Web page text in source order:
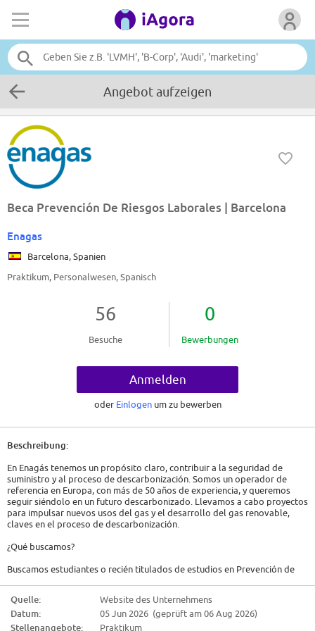
Angebot aufzeigen
Beca Prevención De Riesgos Laborales | Barcelona
Enagas
Barcelona, Spanien
Praktikum, Personalwesen, Spanisch
56
Besuche
0
Bewerbungen
Anmelden
oder Einlogen um zu bewerben
Beschreibung:
En Enagás tenemos un propósito claro, contribuir a la seguridad de
suministro y al proceso de descarbonización. Somos un operador de
referencia en Europa, con más de 50 años de experiencia, y queremos
seguir siéndolo en un futuro descarbonizado. Llevamos a cabo proyectos
para impulsar nuevos usos del gas y el desarrollo del gas renovable,
claves en el proceso de descarbonización.
¿Qué buscamos?
Buscamos estudiantes o recién titulados de estudios en Prevención de
referimos? A tener ganas de aprender y poner en práctica el
conocimiento teórico adquirido durante la carrera.
Quelle:
Website des Unternehmens
Datum:
05 Jun 2026 (geprüft am 06 Aug 2026)
Stellenangebote:
Praktikum